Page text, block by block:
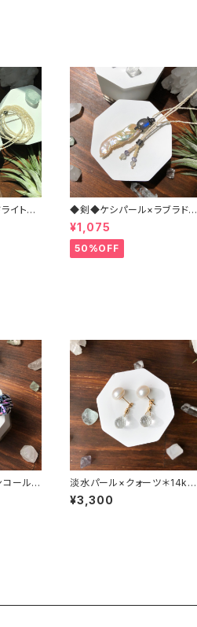
イト＊
◆剣◆ケシパール×ラブラドラ
イト＊マクラメペンダント
¥1,075
50%OFF
ール＆
ル＊刺
淡水パール×クォーツ＊14kgf
ピアス
¥3,300